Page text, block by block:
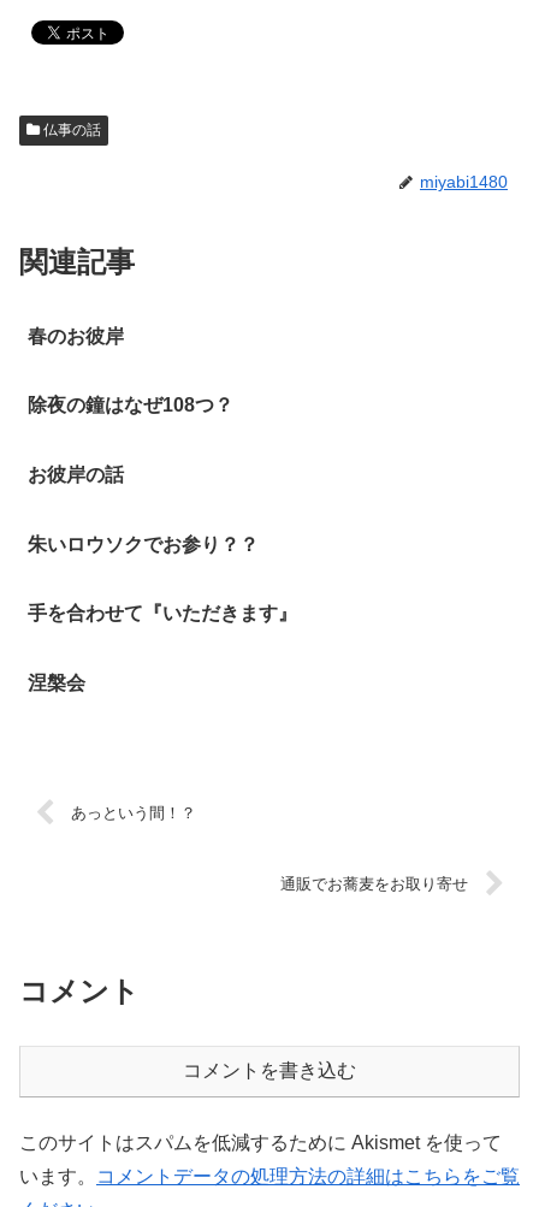
仏事の話
miyabi1480
関連記事
春のお彼岸
除夜の鐘はなぜ108つ？
お彼岸の話
朱いロウソクでお参り？？
手を合わせて『いただきます』
涅槃会
あっという間！？
通販でお蕎麦をお取り寄せ
コメント
コメントを書き込む
このサイトはスパムを低減するために Akismet を使って
います。
コメントデータの処理方法の詳細はこちらをご覧